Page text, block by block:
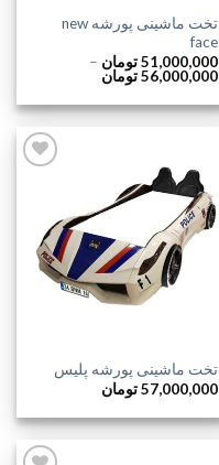
تخت ماشینی پورشه new
face
51,000,000تومان –
56,000,000تومان
تا
56,000,000 تومان
علاقه
مندی
تخت ماشینی پورشه پلیس
57,000,000تومان